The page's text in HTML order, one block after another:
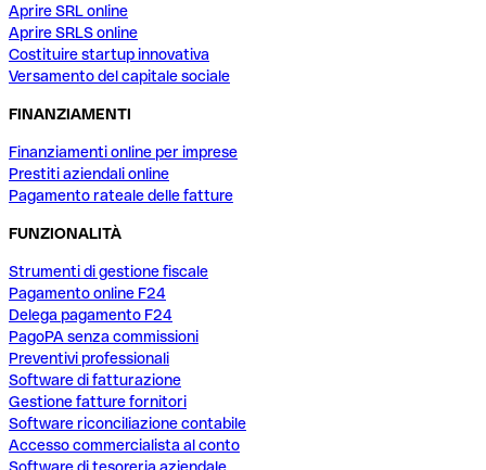
Aprire SRL online
Aprire SRLS online
Costituire startup innovativa
Versamento del capitale sociale
FINANZIAMENTI
Finanziamenti online per imprese
Prestiti aziendali online
Pagamento rateale delle fatture
FUNZIONALITÀ
Strumenti di gestione fiscale
Pagamento online F24
Delega pagamento F24
PagoPA senza commissioni
Preventivi professionali
Software di fatturazione
Gestione fatture fornitori
Software riconciliazione contabile
Accesso commercialista al conto